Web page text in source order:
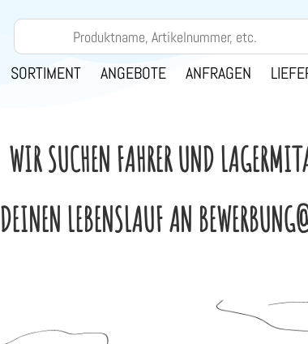
SORTIMENT ANGEBOTE ANFRAGEN
WIR SUCHEN FAHRER UND
LEBENSLAUF AN